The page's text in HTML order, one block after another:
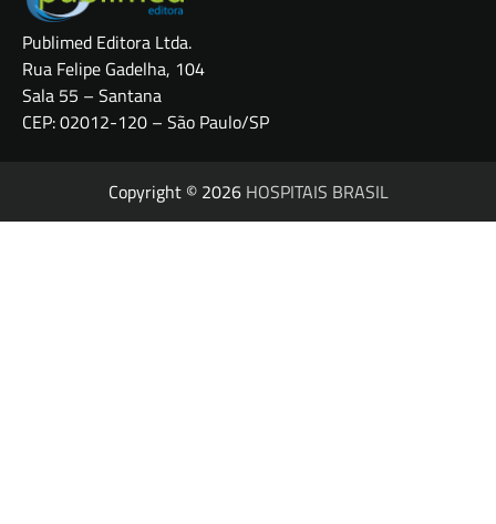
Publimed Editora Ltda.
Rua Felipe Gadelha, 104
Sala 55 – Santana
CEP: 02012-120 – São Paulo/SP
Copyright © 2026 HOSPITAIS BRASIL